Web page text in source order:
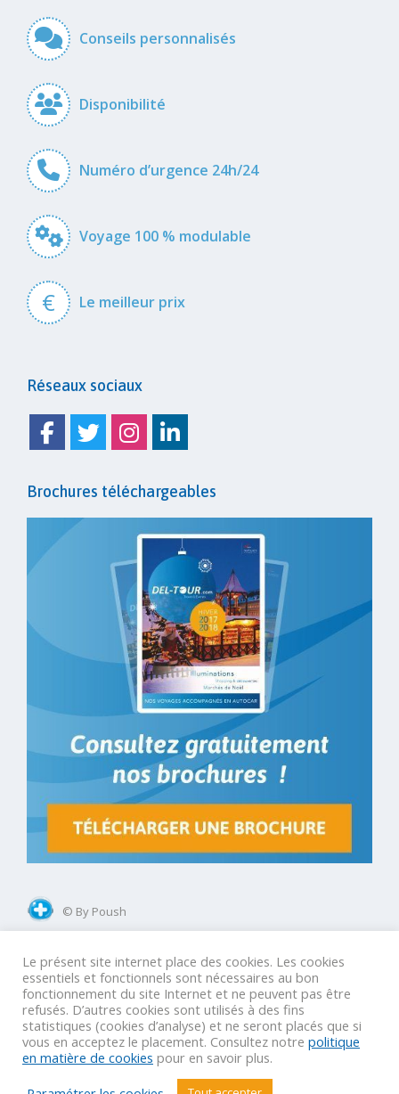
Conseils personnalisés
Disponibilité
Numéro d’urgence 24h/24
Voyage 100 % modulable
€ Le meilleur prix
Réseaux sociaux
Facebook
TwitterInstagram
Linkedin
Brochures téléchargeables
© By Poush
Mentions légales
Conditions Générales Groupes
Conditions Générales GIR
Conditions Générales Agences
VOTRE VOYAGE SUR MESURE
Le présent site internet place des cookies. Les cookies
essentiels et fonctionnels sont nécessaires au bon
fonctionnement du site Internet et ne peuvent pas être
refusés. D’autres cookies sont utilisés à des fins
statistiques (cookies d’analyse) et ne seront placés que si
vous en acceptez le placement. Consultez notre politique
en matière de cookies pour en savoir plus.